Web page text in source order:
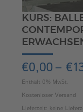
KURS:
€0,00 – €
Enthält 0% MwSt.
Kostenloser Versand
Lieferzeit: keine